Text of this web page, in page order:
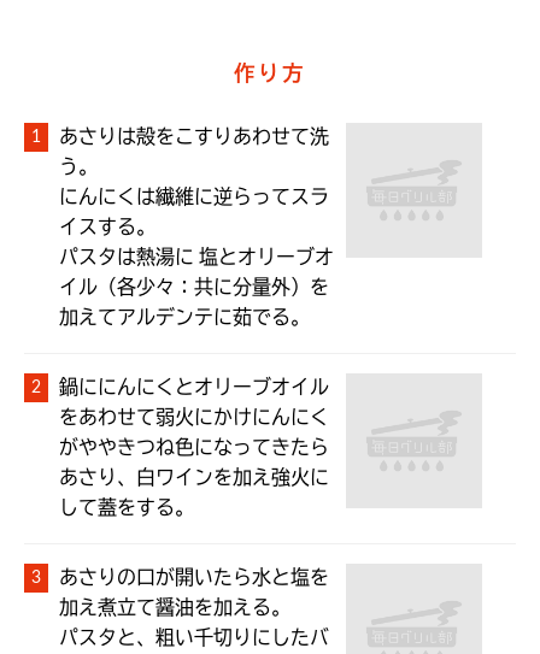
作り方
あさりは殻をこすりあわせて洗
う。
にんにくは繊維に逆らってスラ
イスする。
パスタは熱湯に 塩とオリーブオ
イル（各少々：共に分量外）を
加えてアルデンテに茹でる。
鍋ににんにくとオリーブオイル
をあわせて弱火にかけにんにく
がややきつね色になってきたら
あさり、白ワインを加え強火に
して蓋をする。
あさりの口が開いたら水と塩を
加え煮立て醤油を加える。
パスタと、粗い千切りにしたバ